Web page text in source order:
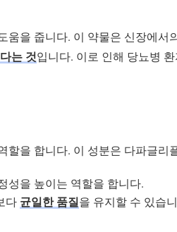
을 줍니다. 이 약물은 신장에
는 것입니다. 이로 인해 당뇨병
할을 합니다. 이 성분은 다파글
성을 높이는 역할을 합니다.
다 균일한 품질을 유지할 수 있습